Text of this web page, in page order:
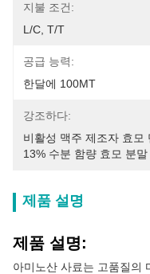
지불 조건:
L/C, T/T
공급 능력:
한달에 100MT
강조하다:
비활성 맥주 제조자 효모
13% 수분 함량 효모 분말
제품 설명
제품 설명:
아미노산 사료는 고품질의